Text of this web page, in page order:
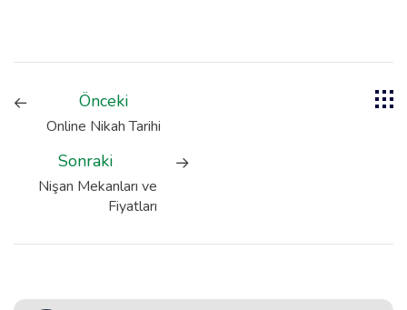
Önceki
Online Nikah Tarihi
Sonraki
Nişan Mekanları ve
Fiyatları